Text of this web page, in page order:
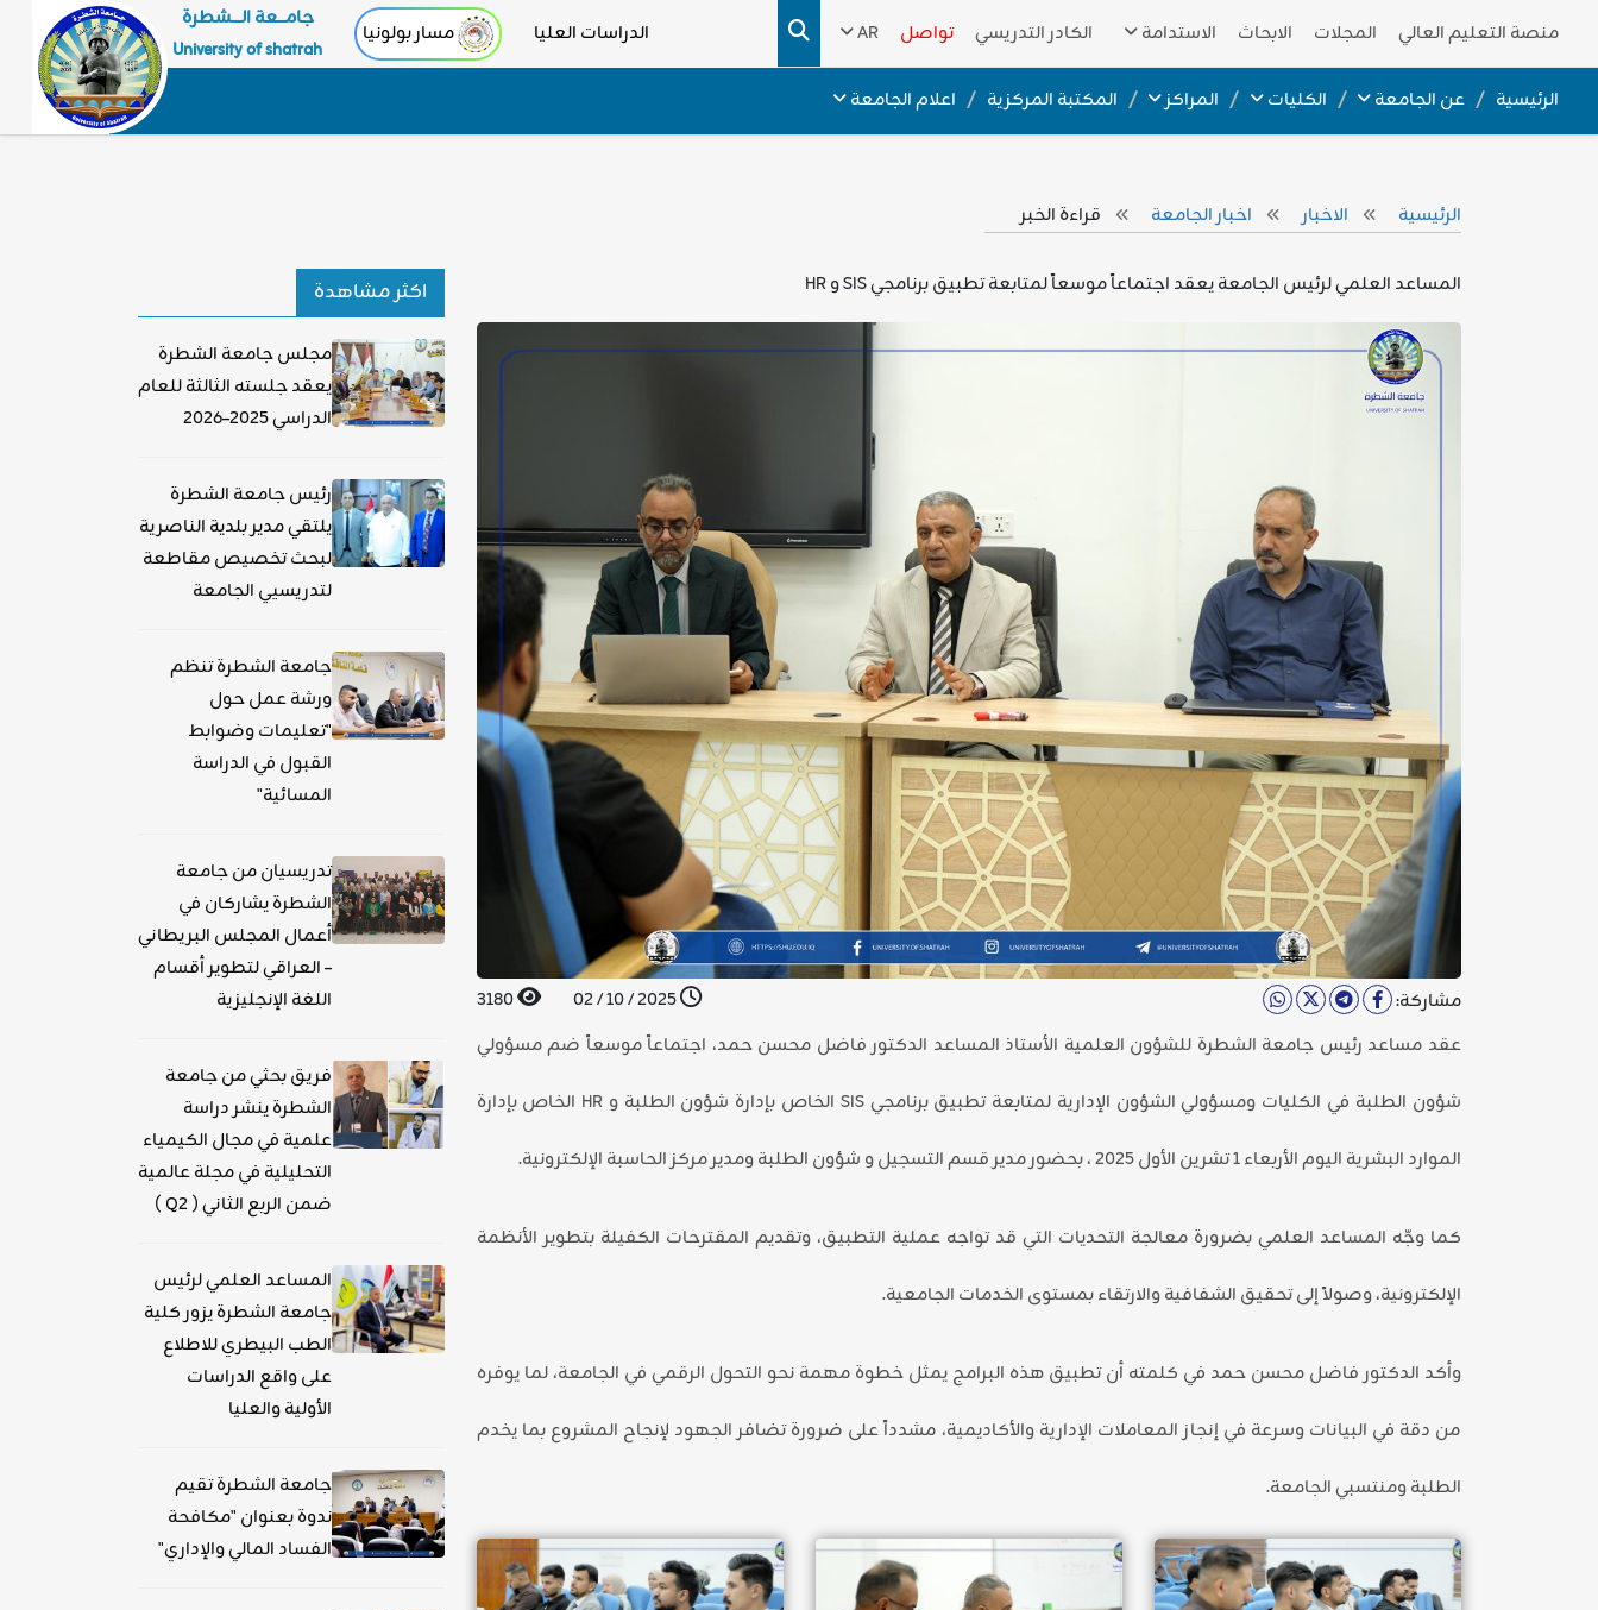
منصة التعليم العالي المجلات الابحاث الاستدامة الكادر التدريسي تواصل AR الدراسات العليا مسار بولونيا
جامـــعة الــــشطرة
University of shatrah
الرئيسية
عن الجامعة الكليات المراكز المكتبة المركزية اعلام الجامعة
الرئيسية الاخبار اخبار الجامعة قراءة الخبر
المساعد العلمي لرئيس الجامعة يعقد اجتماعاً موسعاً لمتابعة تطبيق برنامجي SIS و HR
مشاركة: 2025 / 10 / 02
3180
عقد مساعد رئيس جامعة الشطرة للشؤون العلمية الأستاذ المساعد الدكتور فاضل محسن حمد، اجتماعاً موسعاً ضم مسؤولي
شؤون الطلبة في الكليات ومسؤولي الشؤون الإدارية لمتابعة تطبيق برنامجي SIS الخاص بإدارة شؤون الطلبة و HR الخاص بإدارة
الموارد البشرية اليوم الأربعاء 1 تشرين الأول 2025 ، بحضور مدير قسم التسجيل و شؤون الطلبة ومدير مركز الحاسبة الإلكترونية.
كما وجّه المساعد العلمي بضرورة معالجة التحديات التي قد تواجه عملية التطبيق، وتقديم المقترحات الكفيلة بتطوير الأنظمة
الإلكترونية، وصولاً إلى تحقيق الشفافية والارتقاء بمستوى الخدمات الجامعية.
وأكد الدكتور فاضل محسن حمد في كلمته أن تطبيق هذه البرامج يمثل خطوة مهمة نحو التحول الرقمي في الجامعة، لما يوفره
من دقة في البيانات وسرعة في إنجاز المعاملات الإدارية والأكاديمية، مشدداً على ضرورة تضافر الجهود لإنجاح المشروع بما يخدم
الطلبة ومنتسبي الجامعة.
اكثر مشاهدة
مجلس جامعة الشطرة
يعقد جلسته الثالثة للعام
الدراسي 2025–2026
رئيس جامعة الشطرة
يلتقي مدير بلدية الناصرية
لبحث تخصيص مقاطعة
لتدريسيي الجامعة
جامعة الشطرة تنظم
ورشة عمل حول
"تعليمات وضوابط
القبول في الدراسة
المسائية"
تدريسيان من جامعة
الشطرة يشاركان في
أعمال المجلس البريطاني
– العراقي لتطوير أقسام
اللغة الإنجليزية
فريق بحثي من جامعة
الشطرة ينشر دراسة
علمية في مجال الكيمياء
التحليلية في مجلة عالمية
ضمن الربع الثاني ( Q2 )
المساعد العلمي لرئيس
جامعة الشطرة يزور كلية
الطب البيطري للاطلاع
على واقع الدراسات
الأولية والعليا
جامعة الشطرة تقيم
ندوة بعنوان "مكافحة
الفساد المالي والإداري"